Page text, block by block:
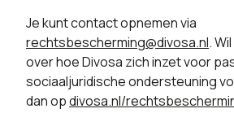
Je kunt contact opnemen via
rechtsbescherming@divosa.nl.
over hoe Divosa zich inzet voor
sociaaljuridische ondersteuning
dan opdivosa.nl/